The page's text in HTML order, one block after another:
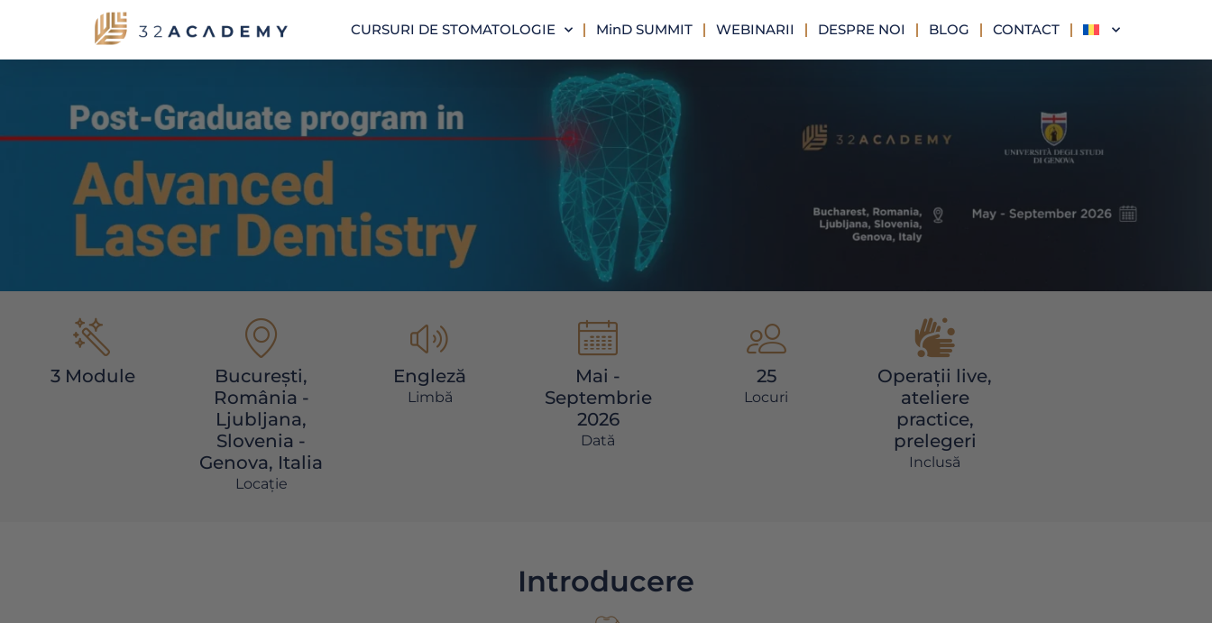
CURSURI DE STOMATOLOGIE MinD SUMMIT WEBINARII DESPRE NOI BLOG CONTACT
3 Module
București,
România -
Ljubljana,
Slovenia -
Genova, Italia
Locaţie
Engleză
Limbă
Mai -
Septembrie
2026
Dată
25
Locuri
Operații live,
ateliere
practice,
prelegeri
Inclusă
Introducere